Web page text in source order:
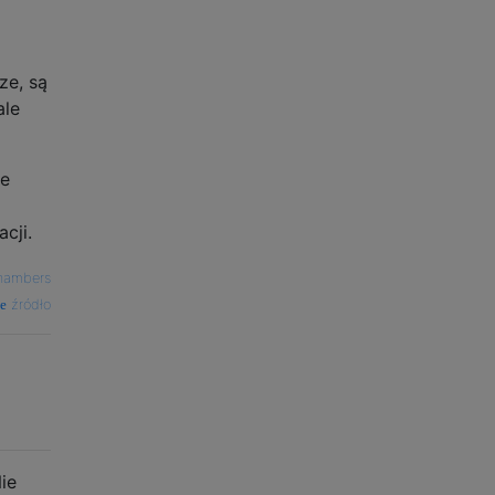
są
źródło